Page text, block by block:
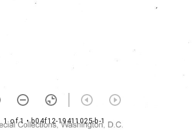
1 of 1• b04f12-19411025-b-1